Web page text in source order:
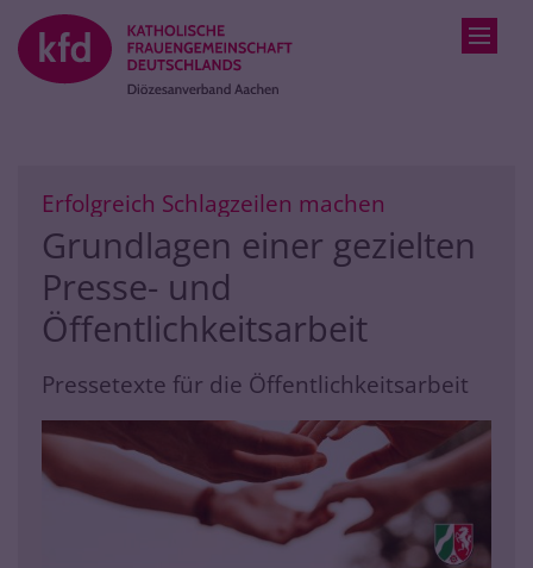
Zum Inhalt springen
Erfolgreich Schlagzeilen machen
Grundlagen einer gezielten
Presse- und
Öffentlichkeitsarbeit
Pressetexte für die Öffentlichkeitsarbeit